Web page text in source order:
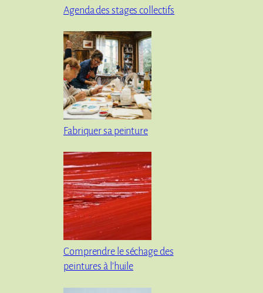
Agenda des stages collectifs
Fabriquer sa peinture
Comprendre le séchage des
peintures à l’huile